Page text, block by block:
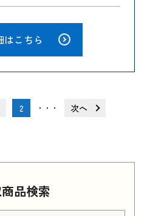
品検索
はこちら
2 ・・・ 次へ